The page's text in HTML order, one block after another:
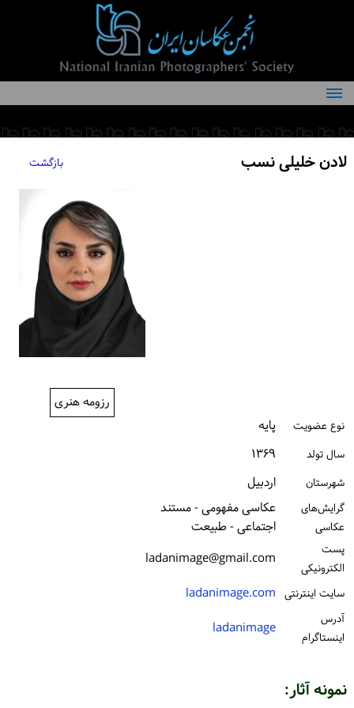
درباره انجمن
کمیته‌های انجمن
لادن خلیلی نسب بازگشت
رزومه هنری
نوع عضویت پایه
سال تولد ۱۳۶۹
شهرستان اردبیل
گرایش‌های
عکاسی
عکاسی مفهومی - مستند
اجتماعی - طبیعت
پست
الكترونیكی
ladanimage@gmail.com
سایت اینترنتی ladanimage.com
آدرس
اینستاگرام
ladanimage
نمونه آثار: